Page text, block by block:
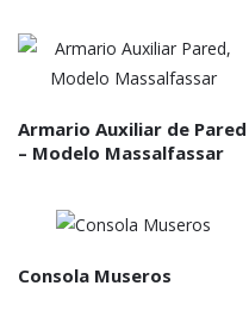
Armario Auxiliar de Pared
– Modelo Massalfassar
Consola Museros